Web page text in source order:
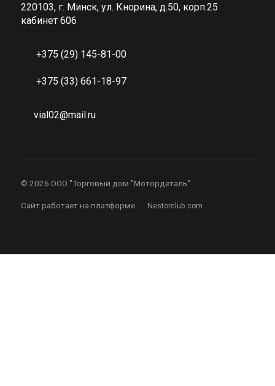
220103, г. Минск, ул. Кнорина, д.50, корп.25
кабинет 606
+375 (29) 145-81-00
+375 (33) 661-18-97
vial02@mail.ru
© 2026 ООО "Торговый дом "Мотордеталь"
Сайт работает на платформе Nestorclub.com